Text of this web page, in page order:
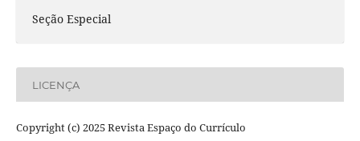
Seção Especial
LICENÇA
Copyright (c) 2025 Revista Espaço do Currículo